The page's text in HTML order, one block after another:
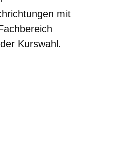
mit
Kurswahl.